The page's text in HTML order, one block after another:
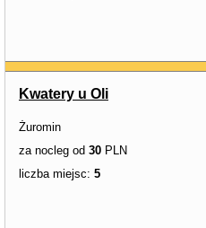
Kwatery u Oli
Żuromin
za nocleg od 30 PLN
liczba miejsc: 5